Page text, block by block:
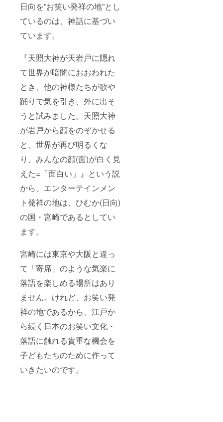
日向を”お笑い発祥の地”とし
ているのは、神話に基づい
ています。
『天照大神が天岩戸に隠れ
て世界が暗闇におおわれた
とき、他の神様たちが歌や
踊りで気を引き、外に出そ
うと試みました。天照大神
が岩戸から顔をのぞかせる
と、世界が再び明るくな
り、みんなの顔(面)が白く見
えた=「面白い」』という説
から、エンターテインメン
ト発祥の地は、ひむか(日向)
の国・宮崎であるとしてい
ます。
宮崎には東京や大阪と違っ
て「寄席」のような気楽に
落語を楽しめる場所はあり
ません。けれど、お笑い発
祥の地であるから、江戸か
ら続く日本のお笑い文化・
落語に触れる貴重な機会を
子どもたちのために作って
いきたいのです。